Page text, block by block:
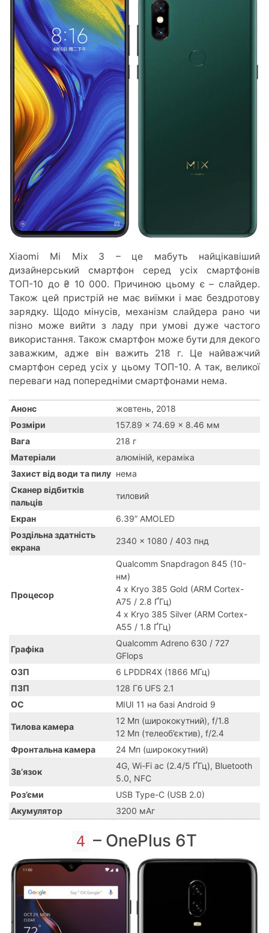
Xiaomi Mi Mix 3 – це мабуть найцікавіший
дизайнерський смартфон серед усіх смартфонів
ТОП-10 до ₴ 10 000. Причиною цьому є – слайдер.
Також цей пристрій не має виїмки і має бездротову
зарядку. Щодо мінусів, механізм слайдера рано чи
пізно може вийти з ладу при умові дуже частого
використання. Також смартфон може бути для декого
заважким, адже він важить 218 г. Це найважчий
смартфон серед усіх у цьому ТОП-10. А так, великої
переваги над попередніми смартфонами нема.
Анонс
жовтень, 2018
Розміри
157.89 x 74.69 x 8.46 мм
Вага
218 г
Матеріали
алюміній, кераміка
Захист від води та пилу нема
Сканер відбитків
пальців
тиловий
Екран
6.39” AMOLED
Роздільна здатність
екрана
2340 x 1080 / 403 пнд
Процесор
Qualcomm Snapdragon 845 (10-
нм)
4 x Kryo 385 Gold (ARM Cortex-
A75 / 2.8 ҐГц)
4 x Kryo 385 Silver (ARM Cortex-
A55 / 1.8 ҐГц)
Графіка
Qualcomm Adreno 630 / 727
GFlops
ОЗП
6 LPDDR4X (1866 МГц)
ПЗП
128 Гб UFS 2.1
ОС
MIUI 11 на базі Android 9
Тилова камера
12 Мп (ширококутний), f/1.8
12 Мп (телеоб’єктив), f/2.4
Фронтальна камера
24 Мп (ширококутний)
Зв’язок
4G, Wi-Fi ac (2.4/5 ҐГц), Bluetooth
5.0, NFC
Роз’єми
USB Type-C (USB 2.0)
Акумулятор
3200 мАг
4 – OnePlus 6T